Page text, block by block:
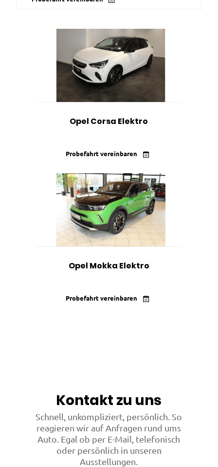
Opel Corsa Elektro
Probefahrt vereinbaren
Opel Mokka Elektro
Probefahrt vereinbaren
Kontakt zu uns
Schnell, unkompliziert, persönlich. So
reagieren wir auf Anfragen rund ums
Auto. Egal ob per E-Mail, telefonisch
oder persönlich in unseren
Ausstellungen.